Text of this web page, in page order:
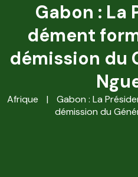
Gabon : La
dément
démission du
Afrique |
Gabon : La
démission du